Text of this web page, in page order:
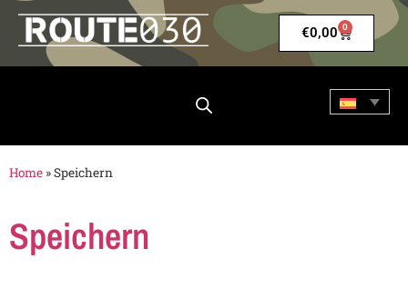
€0,00 0
Home »Speichern
Speichern